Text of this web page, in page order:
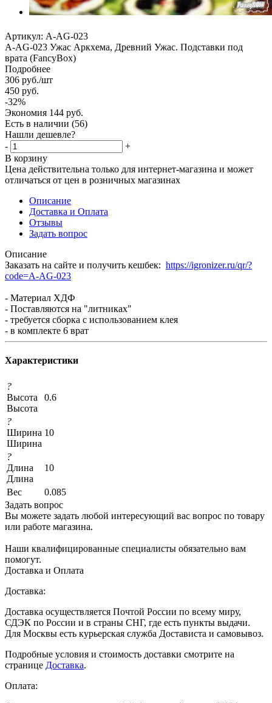
Артикул: A-AG-023
A-AG-023 Ужас Аркхема, Древний Ужас. Подставки под
врата (FancyBox)
Подробнее
306 руб./шт
450 руб.
-32%
Экономия 144 руб.
Есть в наличии (56)
Нашли дешевле?
-
+
В корзину
Цена действительна только для интернет-магазина и может
отличаться от цен в розничных магазинах
Описание
Доставка и Оплата
Отзывы
Задать вопрос
Описание
Заказать на сайте и получить кешбек: https://igronizer.ru/qr/?
code=A-AG-023
- Материал ХДФ
- Поставляются на "литниках"
- требуется сборка с использованием клея
- в комплекте 6 врат
Характеристики
?
Высота
Высота
0.6
?
Ширина
Ширина
10
?
Длина
Длина
10
Вес
0.085
Задать вопрос
Вы можете задать любой интересующий вас вопрос по товару
или работе магазина.
Наши квалифицированные специалисты обязательно вам
помогут.
Доставка и Оплата
Доставка:
Доставка осуществляется Почтой России по всему миру,
СДЭК по России и в страны СНГ, где есть пункты выдачи.
Для Москвы есть курьерская служба Достависта и самовывоз.
Подробные условия и стоимость доставки смотрите на
странице Доставка.
Оплата: